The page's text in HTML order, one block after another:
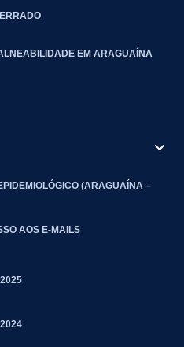
EM ARAGUAÍNA
(ARAGUAÍNA –
AOS E-MAILS